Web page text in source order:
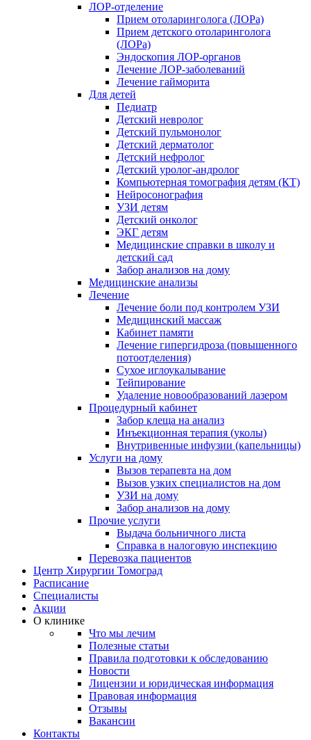
ЛОР-отделение
Прием отоларинголога (ЛОРа)
Прием детского отоларинголога
(ЛОРа)
Эндоскопия ЛОР-органов
Лечение ЛОР-заболеваний
Лечение гайморита
Для детей
Педиатр
Детский невролог
Детский пульмонолог
Детский дерматолог
Детский нефролог
Детский уролог-андролог
Компьютерная томография детям (КТ)
Нейросонография
УЗИ детям
Детский онколог
ЭКГ детям
Медицинские справки в школу и
детский сад
Забор анализов на дому
Медицинские анализы
Лечение
Лечение боли под контролем УЗИ
Медицинский массаж
Кабинет памяти
Лечение гипергидроза (повышенного
потоотделения)
Сухое иглоукалывание
Тейпирование
Удаление новообразований лазером
Процедурный кабинет
Забор клеща на анализ
Инъекционная терапия (уколы)
Внутривенные инфузии (капельницы)
Услуги на дому
Вызов терапевта на дом
Вызов узких специалистов на дом
УЗИ на дому
Забор анализов на дому
Прочие услуги
Выдача больничного листа
Справка в налоговую инспекцию
Перевозка пациентов
Центр Хирургии Томоград
Расписание
Специалисты
Акции
О клинике
Что мы лечим
Полезные статьи
Правила подготовки к обследованию
Новости
Лицензии и юридическая информация
Правовая информация
Отзывы
Вакансии
Контакты